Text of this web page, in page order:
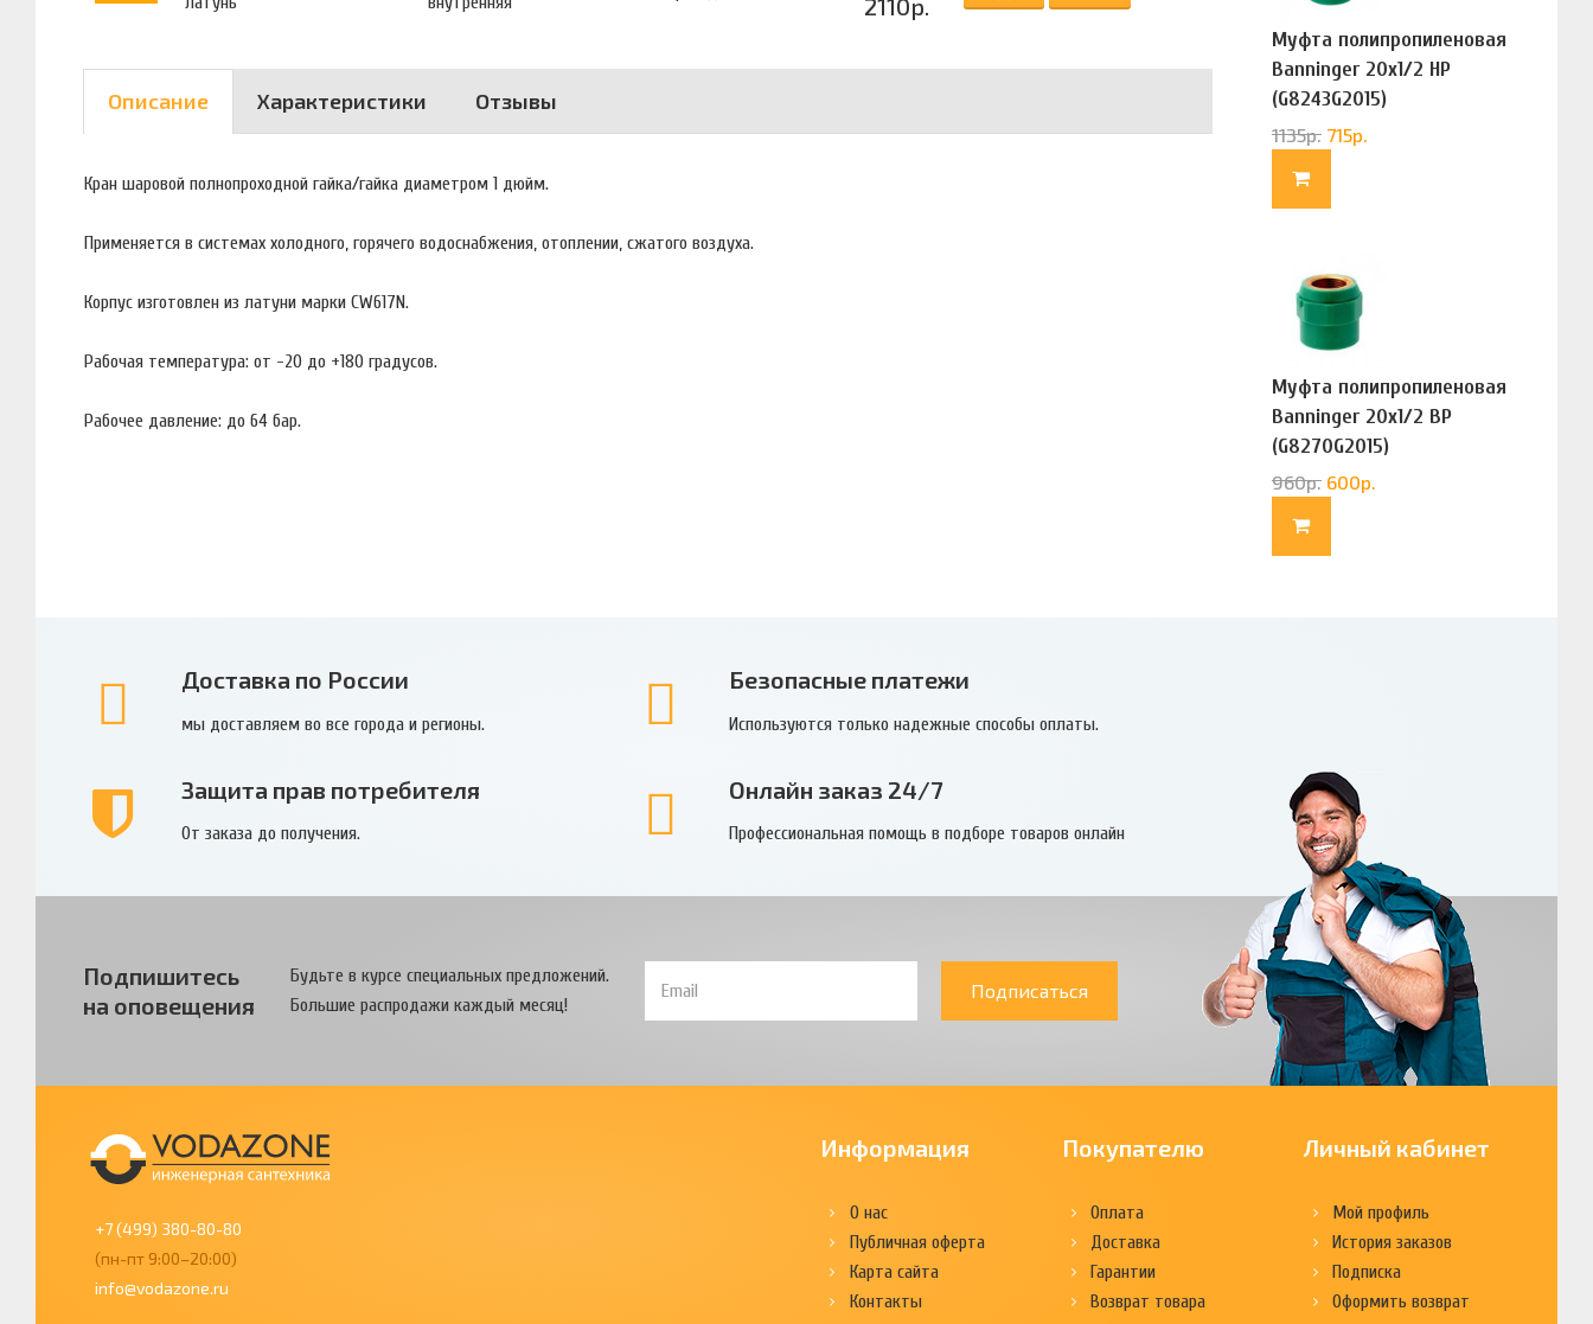
2110р.
Описание Характеристики Отзывы
Кран шаровой полнопроходной гайка/гайка диаметром 1 дюйм.
Применяется в системах холодного, горячего водоснабжения, отоплении, сжатого воздуха.
Корпус изготовлен из латуни марки CW617N.
Рабочая температура: от -20 до +180 градусов.
Рабочее давление: до 64 бар.
Муфта полипропиленовая
Banninger 20х1/2 НР
(G8243G2015)
1135р. 715р.
Муфта полипропиленовая
Banninger 20х1/2 ВР
(G8270G2015)
960р. 600р.
Доставка по России
мы доставляем во все города и регионы.
Безопасные платежи
Используются только надежные способы оплаты.
Защита прав потребителя
От заказа до получения.
Онлайн заказ 24/7
Профессиональная помощь в подборе товаров онлайн
Подпишитесь
на оповещения
Будьте в курсе специальных предложений.
Большие распродажи каждый месяц!
Подписаться
+7 (499) 380-80-80
(пн-пт 9:00–20:00)
info@vodazone.ru
Информация
О нас
Публичная оферта
Карта сайта
Контакты
Покупателю
Оплата
Доставка
Гарантии
Возврат товара
Личный кабинет
Мой профиль
История заказов
Подписка
Оформить возврат